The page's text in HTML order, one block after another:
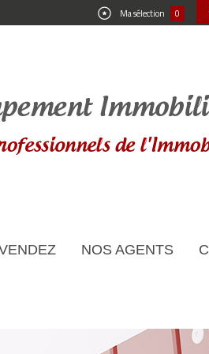
Ma sélection 0
VENDEZ NOS AGENTS